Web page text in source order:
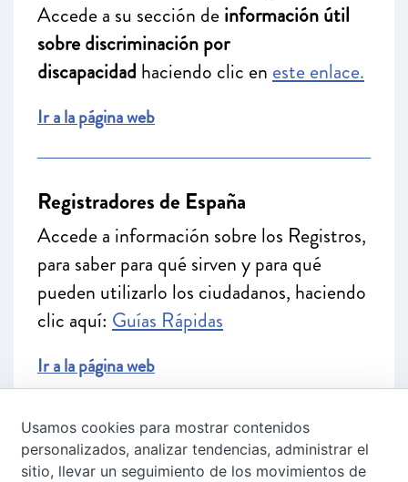
Accede a su sección deinformación útil
sobre discriminación por
discapacidad haciendo clic en este enlace.
Ir a la página web
Registradores de España
Accede a información sobre los Registros,
para saber para qué sirven y para qué
pueden utilizarlo los ciudadanos, haciendo
clic aquí: Guías Rápidas
Ir a la página web
UAVDI (Fundación ALaPar)
Usamos cookies para mostrar contenidos
personalizados, analizar tendencias, administrar el
sitio, llevar un seguimiento de los movimientos de